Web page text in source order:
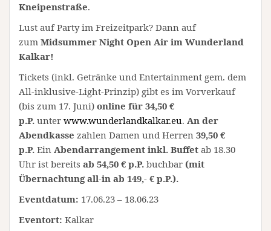
Kneipenstraße.
Lust auf Party im Freizeitpark? Dann auf
zum Midsummer Night Open Air im Wunderland
Kalkar!
Tickets (inkl. Getränke und Entertainment gem. dem
All-inklusive-Light-Prinzip) gibt es im Vorverkauf
(bis zum 17. Juni) online für 34,50 €
p.P. unter www.wunderlandkalkar.eu. An der
Abendkasse zahlen Damen und Herren 39,50 €
p.P. Ein Abendarrangement inkl. Buffet ab 18.30
Uhr ist bereits ab 54,50 € p.P. buchbar (mit
Übernachtung all-in ab 149,- € p.P.).
Eventdatum: 17.06.23 – 18.06.23
Eventort: Kalkar